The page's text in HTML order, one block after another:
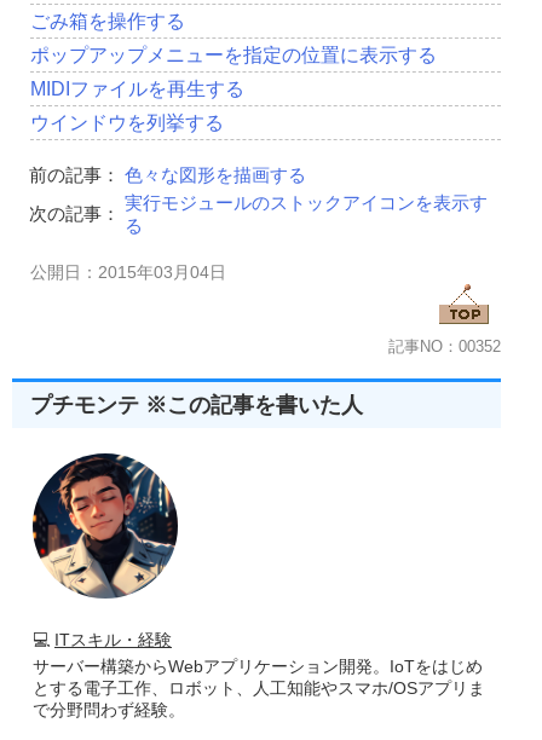
ごみ箱を操作する
ポップアップメニューを指定の位置に表示する
MIDIファイルを再生する
ウインドウを列挙する
前の記事： 色々な図形を描画する
次の記事：
実行モジュールのストックアイコンを表示す
る
公開日：2015年03月04日
記事NO：00352
プチモンテ ※この記事を書いた人
💻 ITスキル・経験
サーバー構築からWebアプリケーション開発。IoTをはじめ
とする電子工作、ロボット、人工知能やスマホ/OSアプリま
で分野問わず経験。